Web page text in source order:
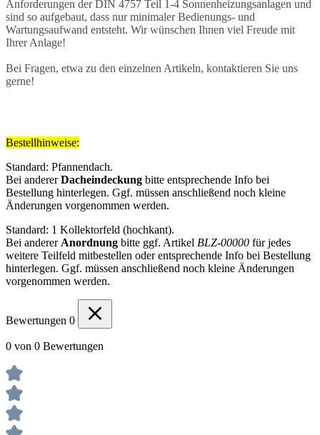
Anforderungen der DIN 4757 Teil 1-4 Sonnenheizungsanlagen und
sind so aufgebaut, dass nur minimaler Bedienungs- und
Wartungsaufwand entsteht. Wir wünschen Ihnen viel Freude mit
Ihrer Anlage!
Bei Fragen, etwa zu den einzelnen Artikeln, kontaktieren Sie uns
gerne!
Bestellhinweise:
Standard: Pfannendach.
Bei andererDacheindeckung bitte entsprechende Info bei
Bestellung hinterlegen. Ggf. müssen anschließend noch kleine
Änderungen vorgenommen werden.
Standard: 1 Kollektorfeld (hochkant).
Bei anderer Anordnung bitte ggf. Artikel BLZ-00000 für jedes
weitere Teilfeld mitbestellen oder entsprechende Info bei Bestellung
hinterlegen. Ggf. müssen anschließend noch kleine Änderungen
vorgenommen werden.
Bewertungen 0
0 von 0 Bewertungen